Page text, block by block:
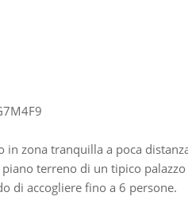
zona tranquilla a poca
terreno di un tipico
di accogliere fino a 6 persone.